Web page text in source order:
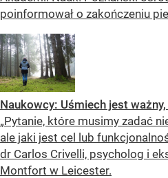
poinformował o zakończeniu
Naukowcy: Uśmiech jest
„Pytanie, które musimy zadać
ale jaki jest cel lub
dr Carlos Crivelli, psycholog i
Montfort w Leicester.